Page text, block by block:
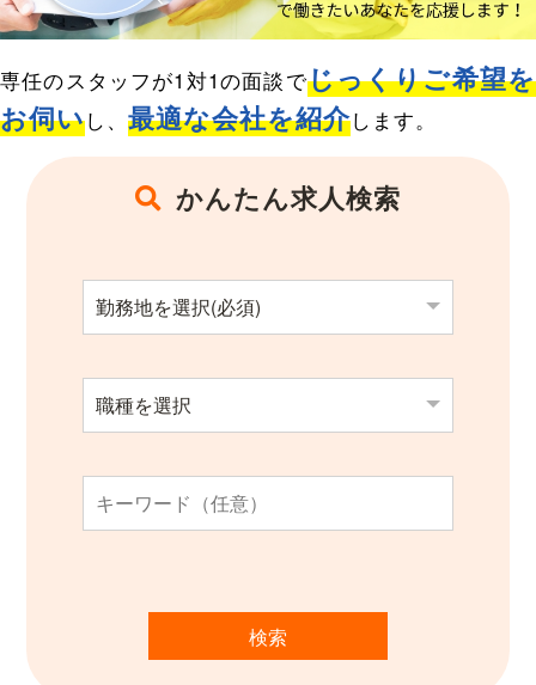
求人検索
専任のスタッフが1対1の面談でじっくりご希望を
お伺いし、 最適な会社を紹介します。
かんたん求人検索